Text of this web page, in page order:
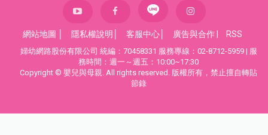
網站地圖 隱私權說明 客服中心 廣告與合作 RSS
婦幼網路股份有限公司 統編：70458331 服務專線：02-8712-5959 | 服
務時間：週一～週五：10:00~17:30
Copyright © 嬰兒與母親. All rights reserved. 版權所有，禁止擅自轉貼
節錄